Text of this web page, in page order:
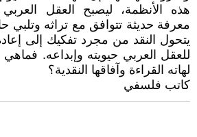
هذه الأنظمة، ليصبح العقل
معرفة حديثة تتوافق مع تراثه وتلبي
يتحول النقد من مجرد تفكيك إلى
للعقل العربي حيويته وإبداعه. فماهي
لهاته القراءة وآفاقها النقدية؟
كاتب فلسفي